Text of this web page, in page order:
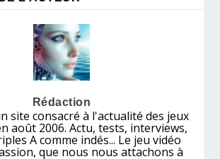
Rédaction
site consacré à l'actualité des jeux
août 2006. Actu, tests, interviews,
A comme indés... Le jeu vidéo
que nous nous attachons à